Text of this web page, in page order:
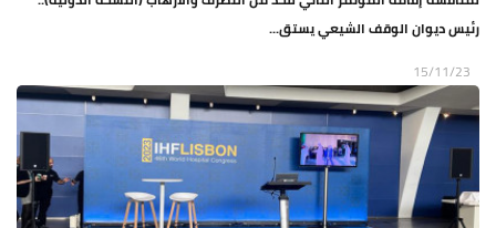
رئيس ديوان الوقف الشيعي يستق...
15/11/23